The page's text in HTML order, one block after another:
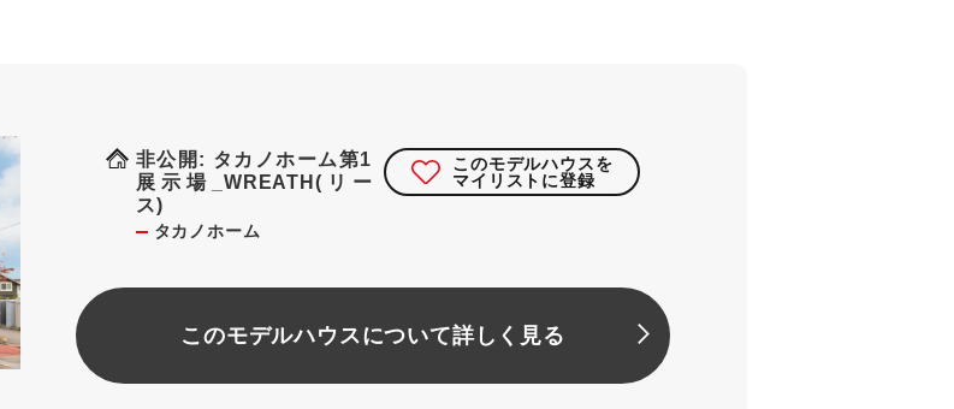
非公開: タカノホーム第1
展示場_WREATH(リー
ス)
タカノホーム
このモデルハウスを
マイリストに登録
このモデルハウスについて詳しく見る